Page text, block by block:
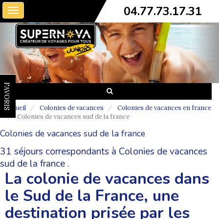
Toggle
navigation
04.77.73.17.31
FAVORIS
Accueil Colonies de vacances
Colonies de vacances en france
Colonies de vacances sud de la france
Colonies de vacances sud de la france
31 séjours correspondants à Colonies de vacances
sud de la france .
La colonie de vacances dans
le Sud de la France, une
destination prisée par les